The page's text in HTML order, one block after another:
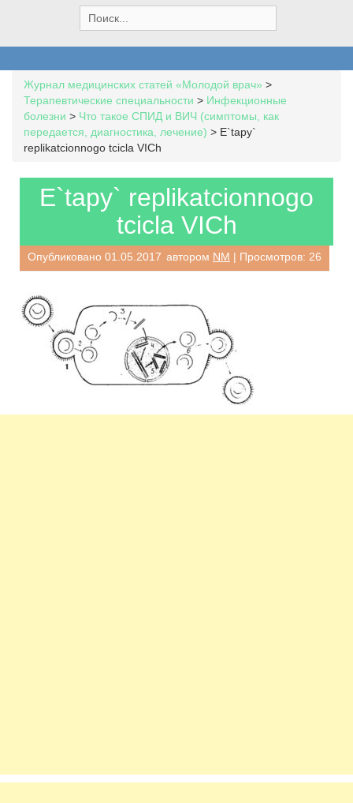
e
a
h
f
o
r
:
Журнал медицинских статей «Молодой врач» >
Терапевтические специальности > Инфекционные
болезни > Что такое СПИД и ВИЧ (симптомы, как
передается, диагностика, лечение) > E`tapy`
replikatcionnogo tcicla VICh
E`tapy` replikatcionnogo
tcicla VICh
Опубликовано 01.05.2017 автором NM | Просмотров: 26